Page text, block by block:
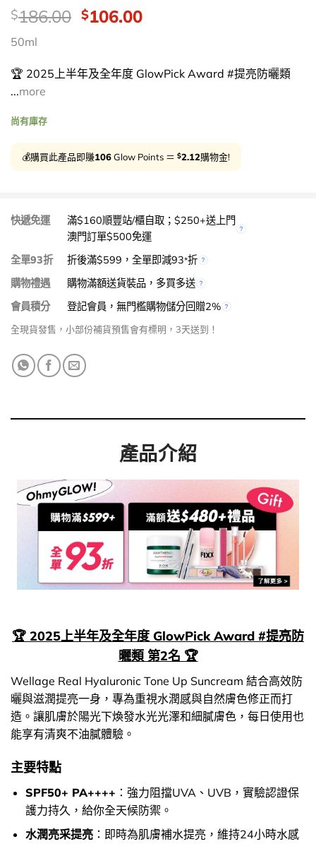
價
錢：
$186.00 Original
$186.00.
$106.00Current
$106.00.
50ml
🏆 2025上半年及全年度 GlowPick Award #提亮防曬類
...more
尚有庫存
💰購買此產品即賺106Glow Points ＝ $2.12購物金!
快遞免運
滿$160順豐站/櫃自取；$250+送上門
澳門訂單$500免運
全單93折
折後滿$599，全單即減93*折
購物禮遇
購物滿額送貨裝品，多買多送
會員積分
登記會員，無門檻購物儲分回贈2%
全現貨發售，小部份補貨預售會有標明，3天送到！
產品介紹
🏆 2025上半年及全年度 GlowPick Award #提亮防
曬類 第2名 🏆
Wellage Real Hyaluronic Tone Up Suncream 結合高效防
曬與滋潤提亮一身，專為重視水潤感與自然膚色修正而打
造。讓肌膚於陽光下煥發水光光澤和細膩膚色，每日使用也
能享有清爽不油膩體驗。
主要特點
SPF50+ PA++++ ：強力阻擋UVA、UVB，實驗認證保
護力持久，給你全天候防禦。
水潤亮采提亮：即時為肌膚補水提亮，維持24小時水感